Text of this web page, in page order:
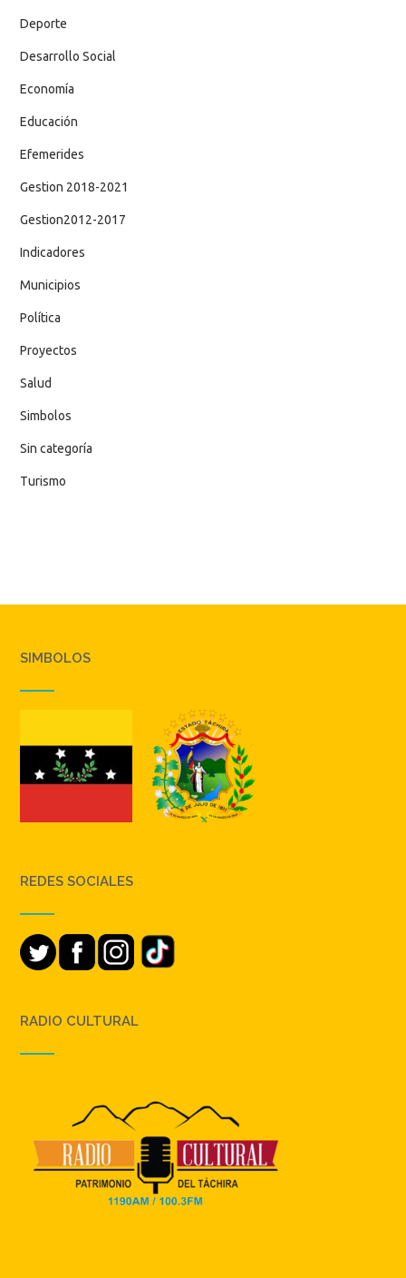
Deporte
Desarrollo Social
Economía
Educación
Efemerides
Gestion 2018-2021
Gestion2012-2017
Indicadores
Municipios
Política
Proyectos
Salud
Simbolos
Sin categoría
Turismo
SIMBOLOS
REDES SOCIALES
RADIO CULTURAL